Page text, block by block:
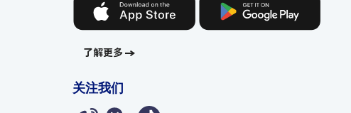
了解更多
关注我们